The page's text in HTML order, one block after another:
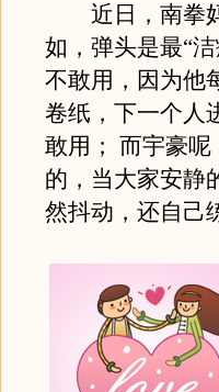
近日，南拳妈
如，弹头是最“
不敢用，因为他
卷纸，下一个人
敢用； 而宇豪
的，当大家安静
然抖动，还自己